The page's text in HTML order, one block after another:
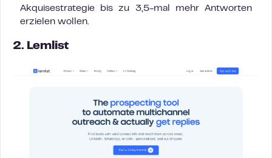
Akquisestrategie bis zu 3,5-mal mehr Antworten
erzielen wollen.
2. Lemlist